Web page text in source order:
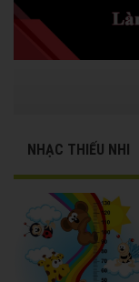
NHẠC THIẾU NHI